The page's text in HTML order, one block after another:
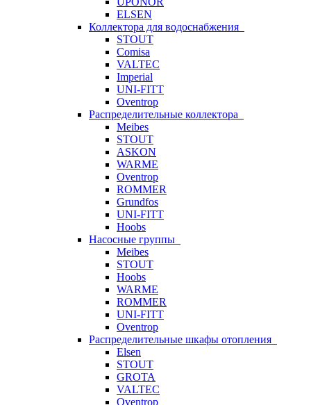
ELSEN
Коллектора для водоснабжения
STOUT
Comisa
VALTEC
Imperial
UNI-FITT
Oventrop
Распределительные коллектора
Meibes
STOUT
ASKON
WARME
Oventrop
ROMMER
Grundfos
UNI-FITT
Hoobs
Насосные группы
Meibes
STOUT
Hoobs
WARME
ROMMER
UNI-FITT
Oventrop
Распределительные шкафы отопления
Elsen
STOUT
GROTA
VALTEC
Oventrop